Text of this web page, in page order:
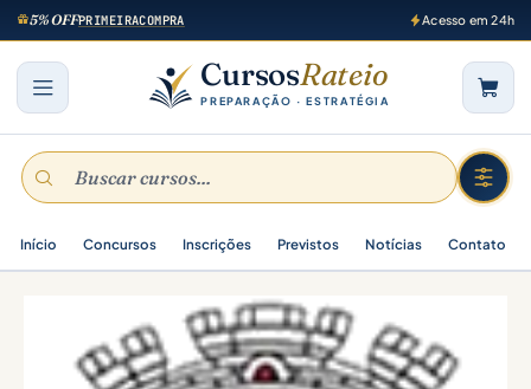
5% OFFPRIMEIRACOMPRA Acesso em 24h
CursosRateio
PREPARAÇÃO · ESTRATÉGIA
Início Concursos Inscrições Previstos Notícias Contato